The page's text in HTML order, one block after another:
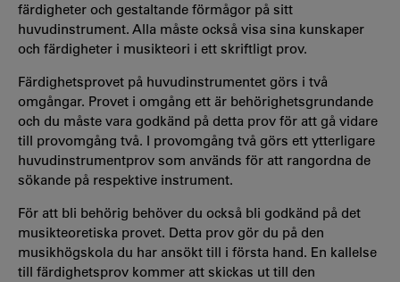
färdigheter och gestaltande förmågor på sitt
huvudinstrument. Alla måste också visa sina kunskaper
och färdigheter i musikteori i ett skriftligt prov.
Färdighetsprovet på huvudinstrumentet görs i två
omgångar. Provet i omgång ett är behörighetsgrundande
och du måste vara godkänd på detta prov för att gå vidare
till provomgång två. I provomgång två görs ett ytterligare
huvudinstrumentprov som används för att rangordna de
sökande på respektive instrument.
För att bli behörig behöver du också bli godkänd på det
musikteoretiska provet. Detta prov gör du på den
musikhögskola du har ansökt till i första hand. En kallelse
till färdighetsprov kommer att skickas ut till den